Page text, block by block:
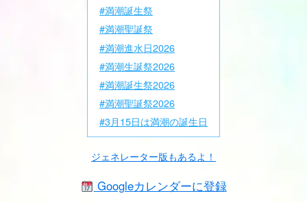
#満潮誕生祭
#満潮聖誕祭
#満潮進水日2026
#満潮生誕祭2026
#満潮誕生祭2026
#満潮聖誕祭2026
#3月15日は満潮の誕生日
ジェネレーター版もあるよ！
Googleカレンダーに登録